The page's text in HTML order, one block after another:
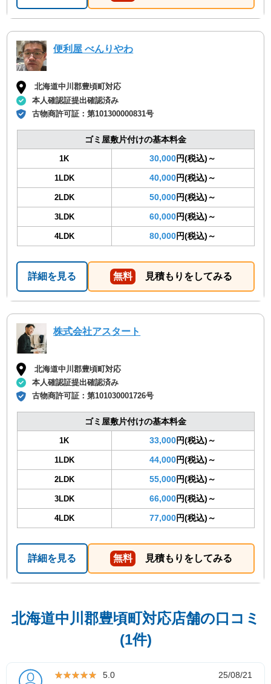
便利屋 べんりやわ
北海道中川郡豊頃町対応
本人確認証提出確認済み
古物商許可証：第101300000831号
ゴミ屋敷片付けの基本料金
1K 30,000円(税込)～
1LDK 40,000円(税込)～
2LDK 50,000円(税込)～
3LDK 60,000円(税込)～
4LDK 80,000円(税込)～
詳細を見る 無料 見積もりをしてみる
株式会社アスタート
北海道中川郡豊頃町対応
本人確認証提出確認済み
古物商許可証：第101030001726号
ゴミ屋敷片付けの基本料金
1K 33,000円(税込)～
1LDK 44,000円(税込)～
2LDK 55,000円(税込)～
3LDK 66,000円(税込)～
4LDK 77,000円(税込)～
詳細を見る 無料 見積もりをしてみる
北海道中川郡豊頃町対応店舗の口コミ
(1件)
★★★★★
★★★★★ 5.0
25/08/21